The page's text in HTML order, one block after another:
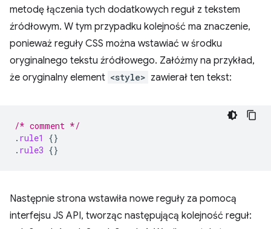
metodę łączenia tych dodatkowych reguł z tekstem
źródłowym. W tym przypadku kolejność ma znaczenie,
ponieważ reguły CSS można wstawiać w środku
oryginalnego tekstu źródłowego. Załóżmy na przykład,
że oryginalny element <style> zawierał ten tekst:
/* comment */
. rule1
{}
. rule3 {}
Następnie strona wstawiła nowe reguły za pomocą
interfejsu JS API, tworząc następującą kolejność reguł: